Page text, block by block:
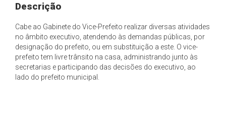
Descrição
Cabe ao Gabinete do Vice-Prefeito realizar diversas atividades
no âmbito executivo, atendendo às demandas públicas, por
designação do prefeito, ou em substituição a este. O vice-
prefeito tem livre trânsito na casa, administrando junto às
secretarias e participando das decisões do executivo, ao
lado do prefeito municipal.